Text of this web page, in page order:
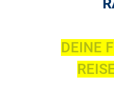
DEINE